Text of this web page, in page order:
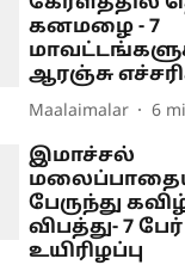
கனமழை - 7
ஆரஞ்சு
Maalaimalar 6
இமாச்சல்
பேருந்து
விபத்து- 7 பேர்
உயிரிழப்பு